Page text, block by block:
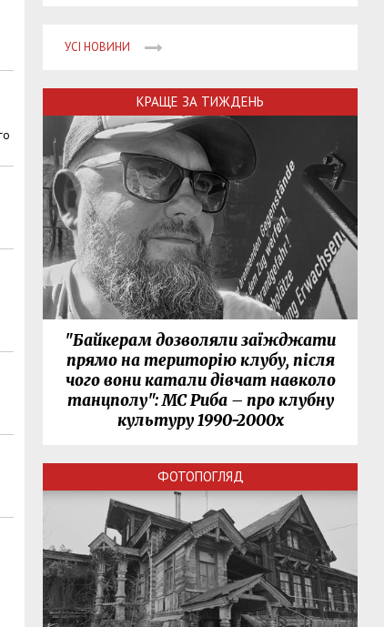
УСІ НОВИНИ
КРАЩЕ ЗА ТИЖДЕНЬ
"Байкерам дозволяли заїжджати
прямо на територію клубу, після
чого вони катали дівчат навколо
танцполу": МС Риба – про клубну
культуру 1990-2000х
ФОТОПОГЛЯД